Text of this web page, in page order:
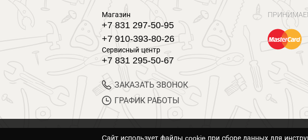
Магазин
+7 831 297-50-95
+7 910-393-80-26
Сервисный центр
+7 831 295-50-67
ЗАКАЗАТЬ ЗВОНОК
ГРАФИК РАБОТЫ
Cайт использует файлы cookie при сборе данных для